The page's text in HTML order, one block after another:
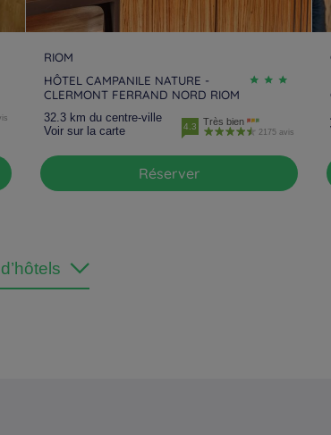
RIOM
HÔTEL CAMPANILE NATURE -
CLERMONT FERRAND NORD RIOM
32.3 km du centre-ville
Voir sur la carte
4.3 Très bien
2175 avis
Réserver
d’hôtels